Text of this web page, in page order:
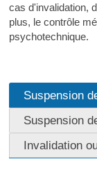
cas d'invalidation,
plus, le contrôle
psychotechnique.
Suspension
Suspension
Invalidation